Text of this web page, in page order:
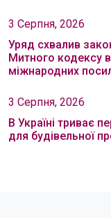
3 Серпня, 2026
Уряд схвалив
Митного кодексу
міжнародних
3 Серпня, 2026
В Україні триває
для будівельної